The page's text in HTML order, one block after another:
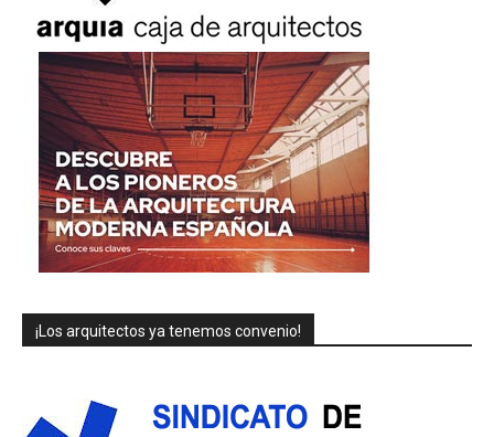
¡Los arquitectos ya tenemos convenio!